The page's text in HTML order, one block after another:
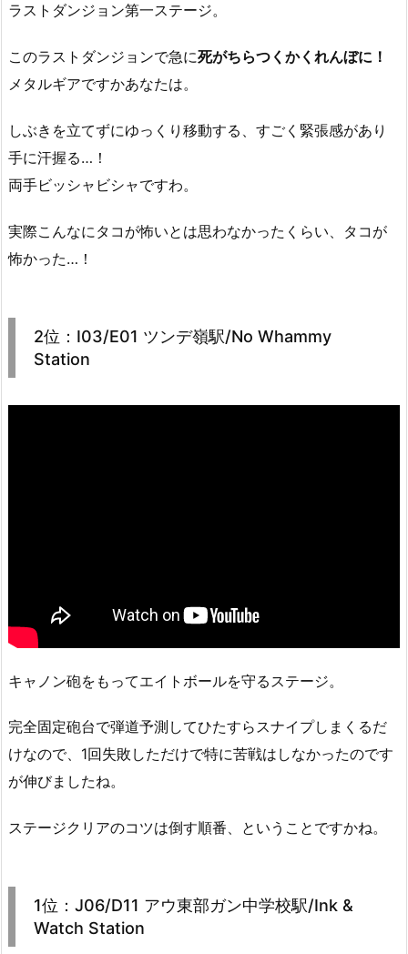
ラストダンジョン第一ステージ。
このラストダンジョンで急に死がちらつくかくれんぼに！
メタルギアですかあなたは。
しぶきを立てずにゆっくり移動する、すごく緊張感があり
手に汗握る…！
両手ビッシャビシャですわ。
実際こんなにタコが怖いとは思わなかったくらい、タコが
怖かった…！
2位：I03/E01 ツンデ嶺駅/No Whammy
Station
キャノン砲をもってエイトボールを守るステージ。
完全固定砲台で弾道予測してひたすらスナイプしまくるだ
けなので、1回失敗しただけで特に苦戦はしなかったのです
が伸びましたね。
ステージクリアのコツは倒す順番、ということですかね。
1位：J06/D11 アウ東部ガン中学校駅/Ink &
Watch Station